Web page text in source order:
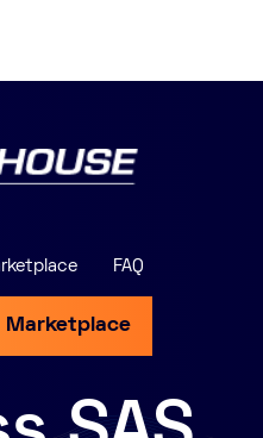
FAQ
Marketplace